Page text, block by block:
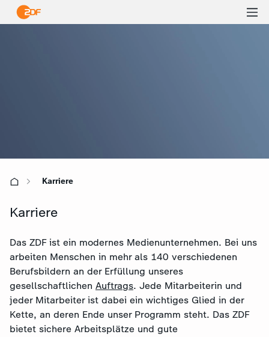
Karriere
Karriere
Das ZDF ist ein modernes Medienunternehmen. Bei uns
arbeiten Menschen in mehr als 140 verschiedenen
Berufsbildern an der Erfüllung unseres
gesellschaftlichen Auftrags. Jede Mitarbeiterin und
jeder Mitarbeiter ist dabei ein wichtiges Glied in der
Kette, an deren Ende unser Programm steht. Das ZDF
bietet sichere Arbeitsplätze und gute